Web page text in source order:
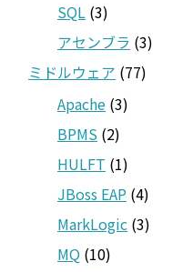
SQL (3)
アセンブラ (3)
ミドルウェア (77)
Apache (3)
BPMS (2)
HULFT (1)
JBoss EAP (4)
MarkLogic (3)
MQ (10)